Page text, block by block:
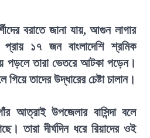
বরাতে জানা যায়, আগুন লাগার
প্রায় ১৭ জন বাংলাদেশি শ্রমিক
পড়লে তারা ভেতরে আটকা পড়েন।
গিয়ে তাদের উদ্ধারের চেষ্টা চালান।
আত্রাই উপজেলার বাসিন্দা বলে
তারা দীর্ঘদিন ধরে রিয়াদের ওই